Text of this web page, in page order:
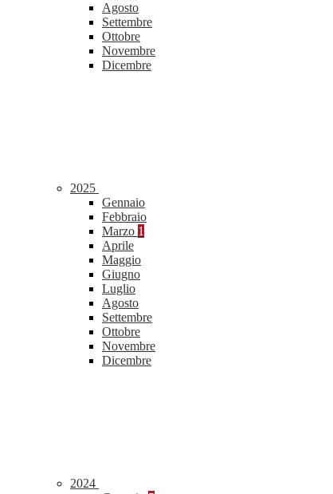
Agosto
Settembre
Ottobre
Novembre
Dicembre
2025
Gennaio
Febbraio
Marzo 1
Aprile
Maggio
Giugno
Luglio
Agosto
Settembre
Ottobre
Novembre
Dicembre
2024